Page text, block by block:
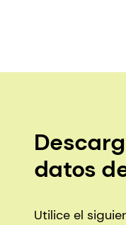
datos
Utilice el